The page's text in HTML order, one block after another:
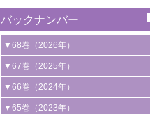
バックナンバー
▼68巻（2026年）
1号 過酸化水素合成に関する研究動向
2号 コンピューター技術により加速する
触媒開発
▼67巻（2025年）
1号 CO
水素化によるグリーン燃料/グリ
ーンケミカル製造
▼66巻（2024年）
1号 低次元ナノ構造を有する触媒材料
▼65巻（2023年）